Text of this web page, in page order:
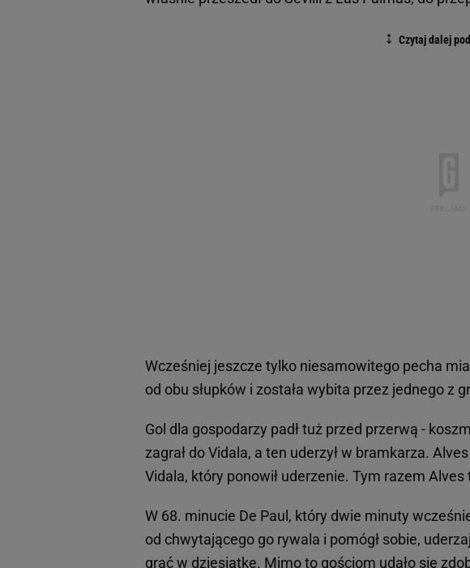
Wcześniej jeszcze tylko niesamowitego pecha
od obu słupków i została wybita przez jednego z
Gol dla gospodarzy padł tuż przed przerwą -
zagrał do Vidala, a ten uderzył w bramkarza.
Vidala, który ponowił uderzenie. Tym razem Alves
W 68. minucie De Paul, który dwie minuty
od chwytającego go rywala i pomógł sobie,
grać w dziesiątkę. Mimo to gościom udało się